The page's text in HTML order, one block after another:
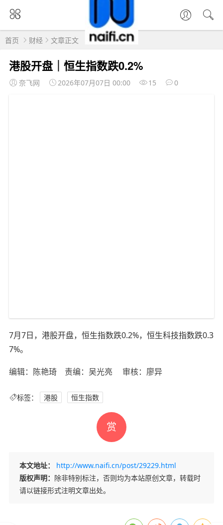
首页 财经 文章正文
港股开盘｜恒生指数跌0.2%
奈飞网 2026年07月07日 00:00 15 0
7月7日，港股开盘，恒生指数跌0.2%，恒生科技指数跌0.3
7%。
编辑：陈艳琦 责编：吴光亮 审核：廖异
标签： 港股 恒生指数
赏
本文地址：
http://www.naifi.cn/post/29229.html
版权声明： 除非特别标注，否则均为本站原创文章，转载时
请以链接形式注明文章出处。